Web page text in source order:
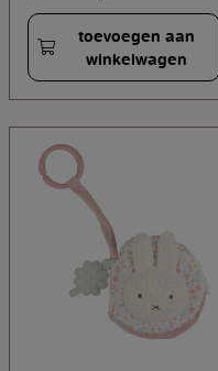
toevoegen aan
winkelwagen